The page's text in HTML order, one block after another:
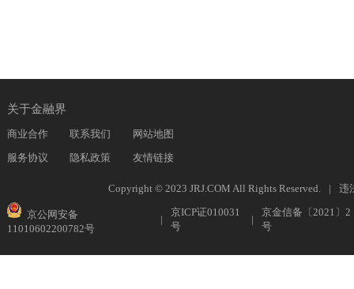
关于金融界
商业合作 联系我们
网站地图
服务协议
隐私政策 友情链接
Copyright © 2023 JRJ.COM All Rights Reserved. | 违
京公网安备
11010602200782号
|
京ICP证010031
号
|
京金信备〔2021〕2
号